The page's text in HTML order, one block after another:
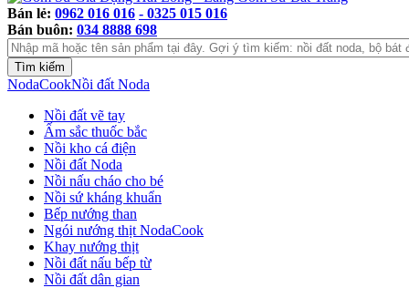
Bán lẻ: 0962 016 016 - 0325 015 016
Bán buôn: 034 8888 698
NodaCookNồi đất Noda
Nồi đất vẽ tay
Ấm sắc thuốc bắc
Nồi kho cá điện
Nồi đất Noda
Nồi nấu cháo cho bé
Nồi sứ kháng khuẩn
Bếp nướng than
Ngói nướng thịt NodaCook
Khay nướng thịt
Nồi đất nấu bếp từ
Nồi đất dân gian